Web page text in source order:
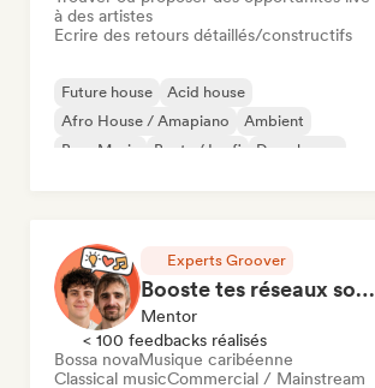
à des artistes
Ecrire des retours détaillés/constructifs
Future house
Acid house
Afro House / Amapiano
Ambient
Bass Music
Beats / Lo-fi
Deep house
Experts Groover
Booste tes réseaux sociaux en 1h de Coaching
Mentor
< 100 feedbacks réalisés
Bossa novaMusique caribéenne
Classical musicCommercial / Mainstream